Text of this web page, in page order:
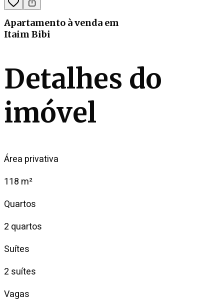
Apartamento à venda em
Itaim Bibi
Detalhes do
imóvel
Área privativa
118 m²
Quartos
2 quartos
Suítes
2 suítes
Vagas